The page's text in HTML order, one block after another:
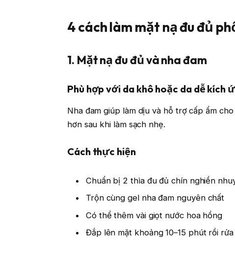
4 cách làm mặt nạ đu đủ
1. Mặt nạ đu đủ và nha đam
Phù hợp với da khô hoặc da dễ kích
Nha đam giúp làm dịu và hỗ trợ cấp ẩm
hơn sau khi làm sạch nhẹ.
Cách thực hiện
Chuẩn bị 2 thìa đu đủ chín nghiền
Trộn cùng gel nha đam nguyên chất
Có thể thêm vài giọt nước hoa hồng
Đắp lên mặt khoảng 10–15 phút rồi rửa